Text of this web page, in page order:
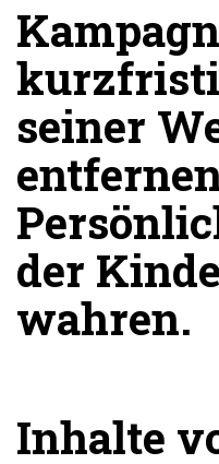
seiner
der
wahren.
Inhalte